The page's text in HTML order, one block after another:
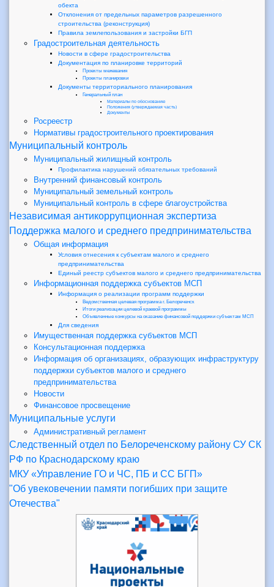
обекта
Отклонения от предельных параметров разрешенного
строительства (реконструкция)
Правила землепользования и застройки БГП
Градостроительная деятельность
Новости в сфере градостроительства
Документация по планировке территорий
Проекты межевания
Проекты планировки
Документы территориального планирования
Генеральный план
Материалы по обоснованию
Положения (утверждаемая часть)
Документы
Росреестр
Нормативы градостроительного проектирования
Муниципальный контроль
Муниципальный жилищный контроль
Профилактика нарушений обязательных требований
Внутренний финансовый контроль
Муниципальный земельный контроль
Муниципальный контроль в сфере благоустройства
Независимая антикоррупционная экспертиза
Поддержка малого и среднего предпринимательства
Общая информация
Условия отнесения к субъектам малого и среднего
предпринимательства
Единый реестр субъектов малого и среднего предпринимательства
Информационная поддержка субъектов МСП
Информация о реализации программ поддержки
Ведомственная целевая программа г. Белореченск
Итоги реализации целевой краевой программы
Объявленные конкурсы на оказание финансовой поддержки субъектам МСП
Для сведения
Имущественная поддержка субъектов МСП
Консультационная поддержка
Информация об организациях, образующих инфраструктуру
поддержки субъектов малого и среднего
предпринимательства
Новости
Финансовое просвещение
Муниципальные услуги
Административный регламент
Следственный отдел по Белореченскому району СУ СК
РФ по Краснодарскому краю
МКУ «Управление ГО и ЧС, ПБ и СС БГП»
"Об увековечении памяти погибших при защите
Отечества"